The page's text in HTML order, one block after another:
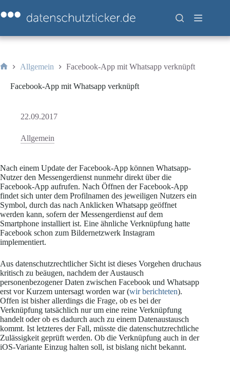
Inhalt
springen
Allgemein Facebook-App mit Whatsapp verknüpft
Facebook-App mit Whatsapp verknüpft
22.09.2017
Allgemein
Nach einem Update der Facebook-App können Whatsapp-
Nutzer den Messengerdienst nunmehr direkt über die
Facebook-App aufrufen. Nach Öffnen der Facebook-App
findet sich unter dem Profilnamen des jeweiligen Nutzers ein
Symbol, durch das nach Anklicken Whatsapp geöffnet
werden kann, sofern der Messengerdienst auf dem
Smartphone installiert ist. Eine ähnliche Verknüpfung hatte
Facebook schon zum Bildernetzwerk Instagram
implementiert.
Aus datenschutzrechtlicher Sicht ist dieses Vorgehen druchaus
kritisch zu beäugen, nachdem der Austausch
personenbezogener Daten zwischen Facebook und Whatsapp
erst vor Kurzem untersagt worden war (wir berichteten).
Offen ist bisher allerdings die Frage, ob es bei der
Verknüpfung tatsächlich nur um eine reine Verknüpfung
handelt oder ob es dadurch auch zu einem Datenaustausch
kommt. Ist letzteres der Fall, müsste die datenschutzrechtliche
Zulässigkeit geprüft werden. Ob die Verknüpfung auch in der
iOS-Variante Einzug halten soll, ist bislang nicht bekannt.